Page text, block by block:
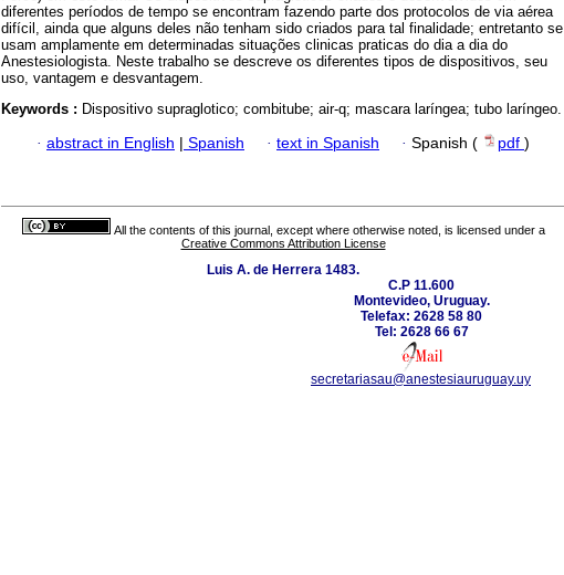
diferentes períodos de tempo se encontram fazendo parte dos protocolos de via aérea
difícil, ainda que alguns deles não tenham sido criados para tal finalidade; entretanto se
usam amplamente em determinadas situações clinicas praticas do dia a dia do
Anestesiologista. Neste trabalho se descreve os diferentes tipos de dispositivos, seu
uso, vantagem e desvantagem.
Keywords : Dispositivo supraglotico; combitube; air-q; mascara laríngea; tubo laríngeo.
· abstract in English | Spanish · text in Spanish · Spanish ( pdf )
All the contents of this journal, except where otherwise noted, is licensed under a
Creative Commons Attribution License
Luis A. de Herrera 1483.
C.P 11.600
Montevideo, Uruguay.
Telefax: 2628 58 80
Tel: 2628 66 67
secretariasau@anestesiauruguay.uy